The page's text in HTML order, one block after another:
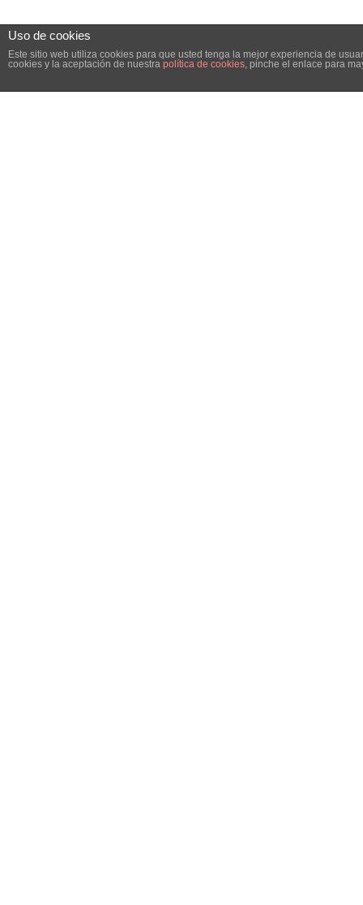
Uso de cookies
Este sitio web utiliza cookies para que usted tenga la mejor experiencia de
cookies y la aceptación de nuestra política de cookies, pinche el enlace para